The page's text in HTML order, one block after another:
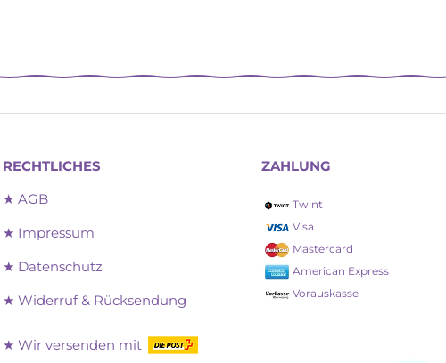
RECHTLICHES
★ AGB
★ Impressum
★ Datenschutz
★ Widerruf & Rücksendung
★ Wir versenden mit
ZAHLUNG
Twint
Visa
Mastercard
American Express
Vorauskasse